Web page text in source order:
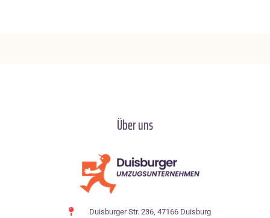
Über uns
Duisburger Str. 236, 47166 Duisburg